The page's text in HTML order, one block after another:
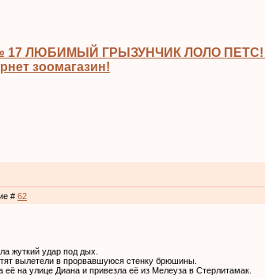
17 ЛЮБИМЫЙ ГРЫЗУНЧИК ЛОЛО ПЕТС!
зоомагазин!
# 62
жуткий удар под дых.
вылетели в прорвавшуюся стенку брюшины.
на улице Диана и привезла её из Мелеуза в Стерлитамак.